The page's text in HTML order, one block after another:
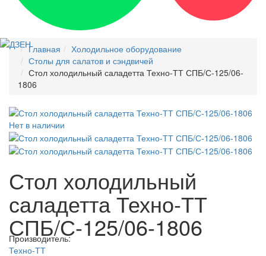
Главная
Холодильное оборудование
Столы для салатов и сэндвичей
Стол холодильный саладетта Техно-ТТ СПБ/С-125/06-
1806
Нет в наличии
Стол холодильный
саладетта Техно-ТТ
СПБ/С-125/06-1806
Производитель:
Техно-ТТ